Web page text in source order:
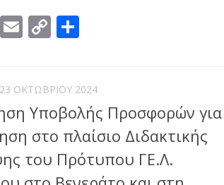
X Email
Copy
23 ΟΚΤΩΒΡΊΟΥ 2024
Υποβολής Προσφορών για
στο πλαίσιο Διδακτικής
του Πρότυπου ΓΕ.Λ.